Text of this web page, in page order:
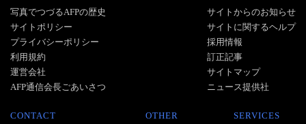
写真でつづるAFPの歴史
サイトポリシー
プライバシーポリシー
利用規約
運営会社
AFP通信会長ごあいさつ
サイトからのお知らせ
サイトに関するヘルプ
採用情報
訂正記事
サイトマップ
ニュース提供社
CONTACT OTHER SERVICES